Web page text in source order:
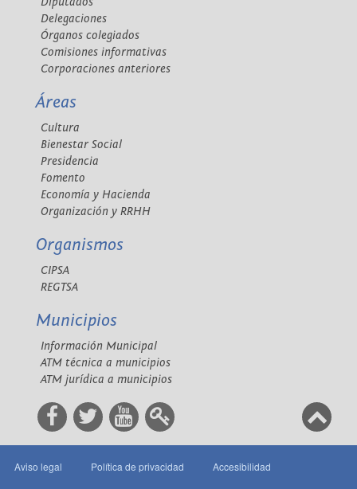
Delegaciones
Órganos colegiados
Comisiones informativas
Corporaciones anteriores
Áreas
Cultura
Bienestar Social
Presidencia
Fomento
Economía y Hacienda
Organización y RRHH
Organismos
CIPSA
REGTSA
Municipios
Información Municipal
ATM técnica a municipios
ATM jurídica a municipios
Aviso legal Política de privacidad Accesibilidad